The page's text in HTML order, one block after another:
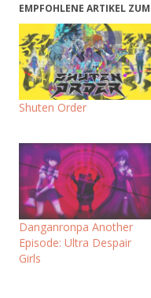
EMPFOHLENE ARTIKEL
Shuten Order
Danganronpa Another
Episode: Ultra Despair
Girls